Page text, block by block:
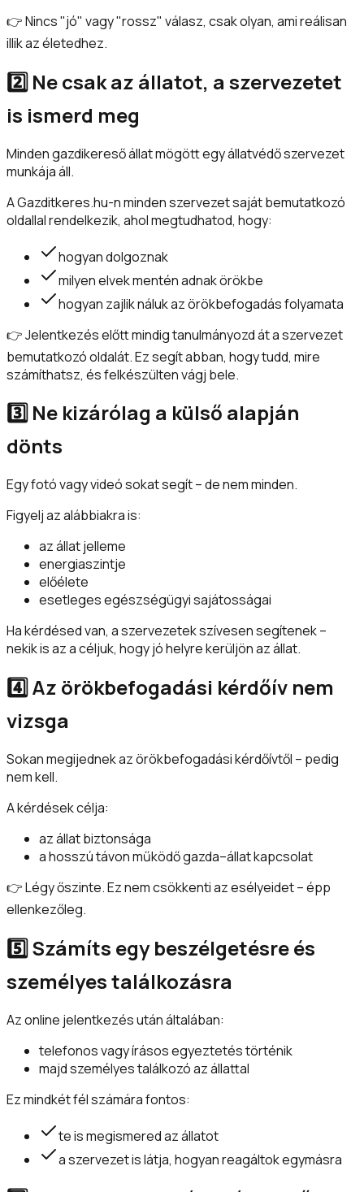
👉 Nincs "jó" vagy "rossz" válasz, csak olyan, ami reálisan
illik az életedhez.
2️⃣ Ne csak az állatot, a szervezetet
is ismerd meg
Minden gazdikereső állat mögött egy állatvédő szervezet
munkája áll.
A Gazditkeres.hu-n minden szervezet saját bemutatkozó
oldallal rendelkezik, ahol megtudhatod, hogy:
hogyan dolgoznak
milyen elvek mentén adnak örökbe
hogyan zajlik náluk az örökbefogadás folyamata
👉 Jelentkezés előtt mindig tanulmányozd át a szervezet
bemutatkozó oldalát. Ez segít abban, hogy tudd, mire
számíthatsz, és felkészülten vágj bele.
3️⃣ Ne kizárólag a külső alapján
dönts
Egy fotó vagy videó sokat segít – de nem minden.
Figyelj az alábbiakra is:
az állat jelleme
energiaszintje
előélete
esetleges egészségügyi sajátosságai
Ha kérdésed van, a szervezetek szívesen segítenek –
nekik is az a céljuk, hogy jó helyre kerüljön az állat.
4️⃣ Az örökbefogadási kérdőív nem
vizsga
Sokan megijednek az örökbefogadási kérdőívtől – pedig
nem kell.
A kérdések célja:
az állat biztonsága
a hosszú távon működő gazda–állat kapcsolat
👉 Légy őszinte. Ez nem csökkenti az esélyeidet – épp
ellenkezőleg.
5️⃣ Számíts egy beszélgetésre és
személyes találkozásra
Az online jelentkezés után általában:
telefonos vagy írásos egyeztetés történik
majd személyes találkozó az állattal
Ez mindkét fél számára fontos:
te is megismered az állatot
a szervezet is látja, hogyan reagáltok egymásra